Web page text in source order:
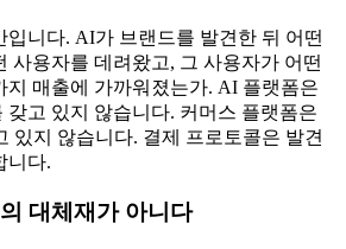
입니다. AI가 브랜드를 발견한 뒤 어떤
사용자를 데려왔고, 그 사용자가 어떤
지 매출에 가까워졌는가. AI 플랫폼은
갖고 있지 않습니다. 커머스 플랫폼은
있지 않습니다. 결제 프로토콜은 발견
니다.
대체재가 아니다